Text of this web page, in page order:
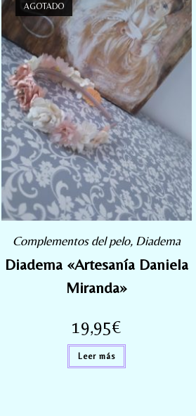
AGOTADO
Complementos del pelo, Diadema
Diadema «Artesanía Daniela
Miranda»
19,95€
Leer más